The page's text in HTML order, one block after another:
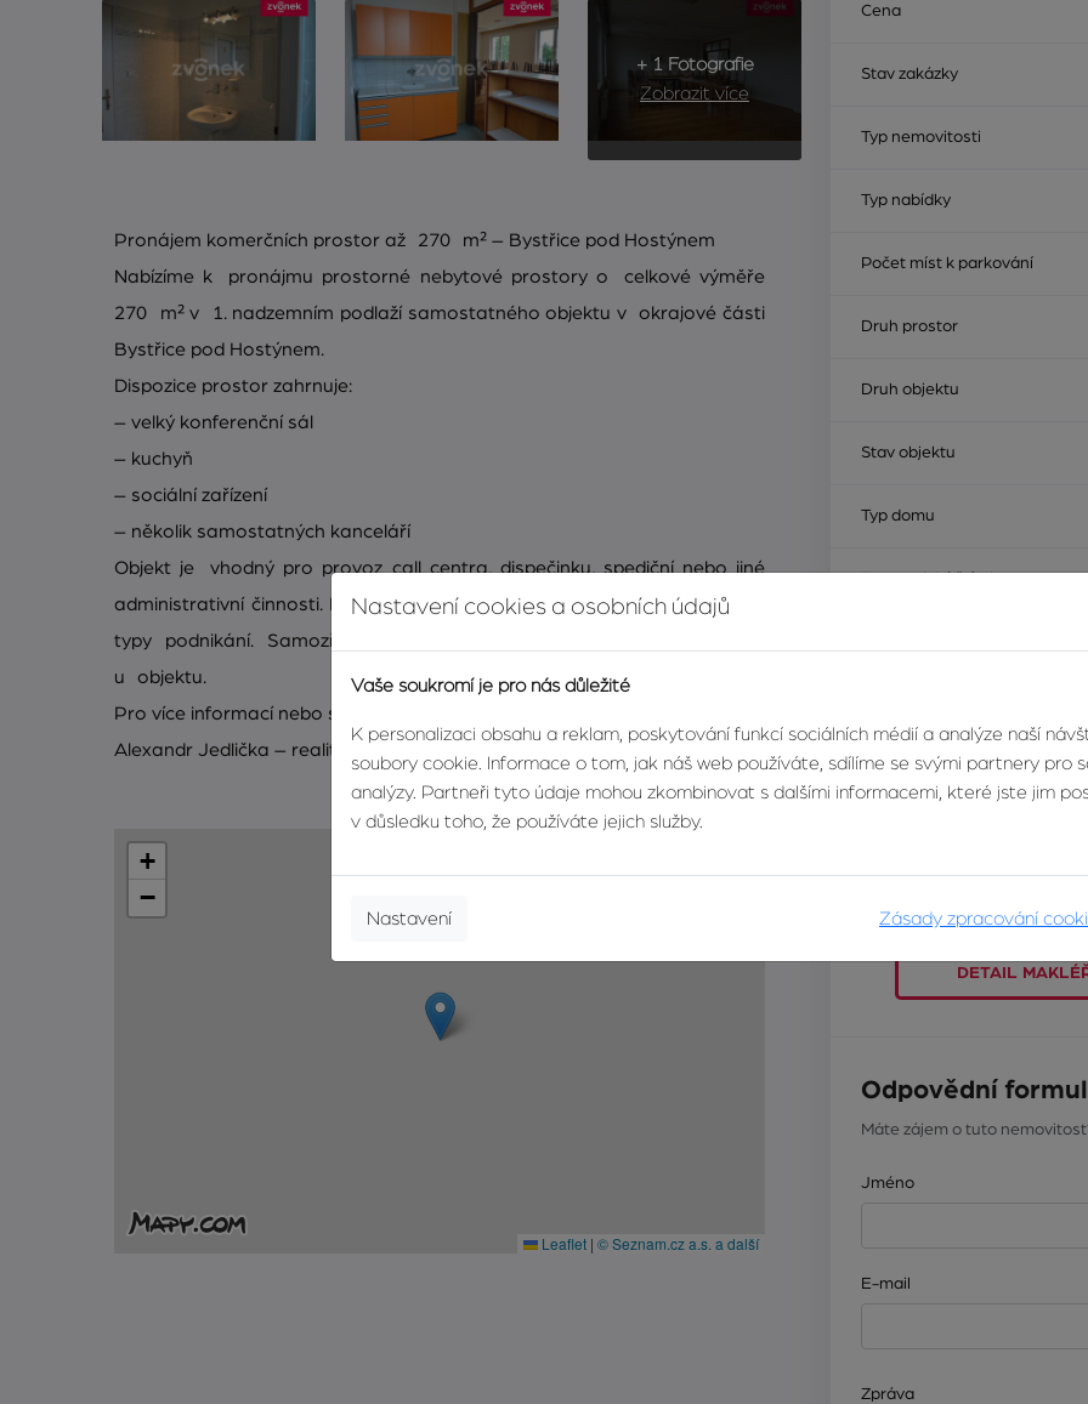
+ 1 Fotografie
Zobrazit více
Pronájem komerčních prostor až 270 m² – Bystřice pod Hostýnem
Nabízíme k pronájmu prostorné nebytové prostory o celkové výměře
270 m² v 1. nadzemním podlaží samostatného objektu v okrajové části
Bystřice pod Hostýnem.
Dispozice prostor zahrnuje:
– velký konferenční sál
– kuchyň
– sociální zařízení
– několik samostatných kanceláří
Objekt je vhodný pro provoz call centra, dispečinku, spediční nebo jiné
administrativní činnosti. Díky svému členění je prostor flexibilní i pro jiné
typy podnikání. Samozřejmostí je dostatek parkovacích míst přímo
u objektu.
Pro více informací nebo sjednání prohlídky kontaktujte:
Alexandr Jedlička – realitní makléř
+
−
Leaflet | © Seznam.cz a.s. a další
Cena
Stav zakázky
Typ nemovitosti
Typ nabídky
Počet míst k parkování
Druh prostor
Druh objektu
Stav objektu
Typ domu
DETAIL
Odpovědní
Máte zájem o tuto
Jméno
E-mail
Zpráva
Nastavení cookies a osobních údajů
Vaše soukromí je pro nás důležité
K personalizaci obsahu a reklam, poskytování funkcí sociálních médií a analýze naší
soubory cookie. Informace o tom, jak náš web používáte, sdílíme se svými partnery pro
analýzy. Partneři tyto údaje mohou zkombinovat s dalšími informacemi, které jste jim
v důsledku toho, že používáte jejich služby.
Zásady zpracování
Nastavení